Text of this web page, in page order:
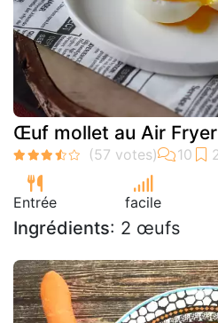
Œuf mollet au Air Fryer
Entrée facile
Ingrédients: 2 œufs